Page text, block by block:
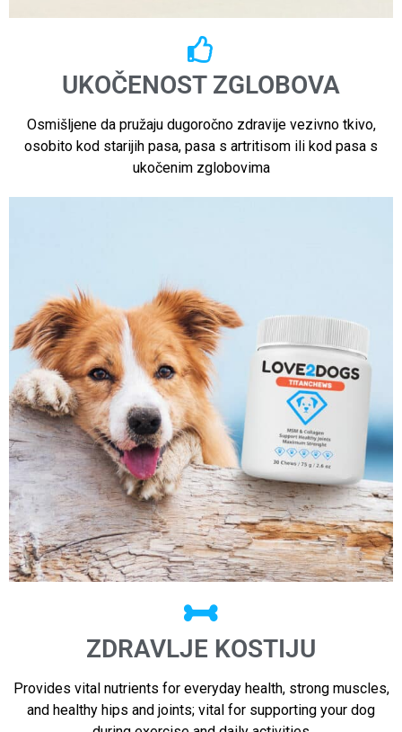
UKOČENOST ZGLOBOVA
Osmišljene da pružaju dugoročno zdravije vezivno tkivo,
osobito kod starijih pasa, pasa s artritisom ili kod pasa s
ukočenim zglobovima
ZDRAVLJE KOSTIJU
Provides vital nutrients for everyday health, strong muscles,
and healthy hips and joints; vital for supporting your dog